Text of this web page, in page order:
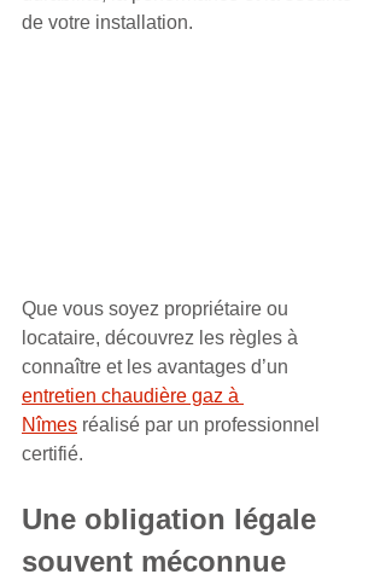
de votre installation.
Que vous soyez propriétaire ou
locataire, découvrez les règles à
connaître et les avantages d’un
entretien chaudière gaz à
Nîmes réalisé par un professionnel
certifié.
Une obligation légale
souvent méconnue